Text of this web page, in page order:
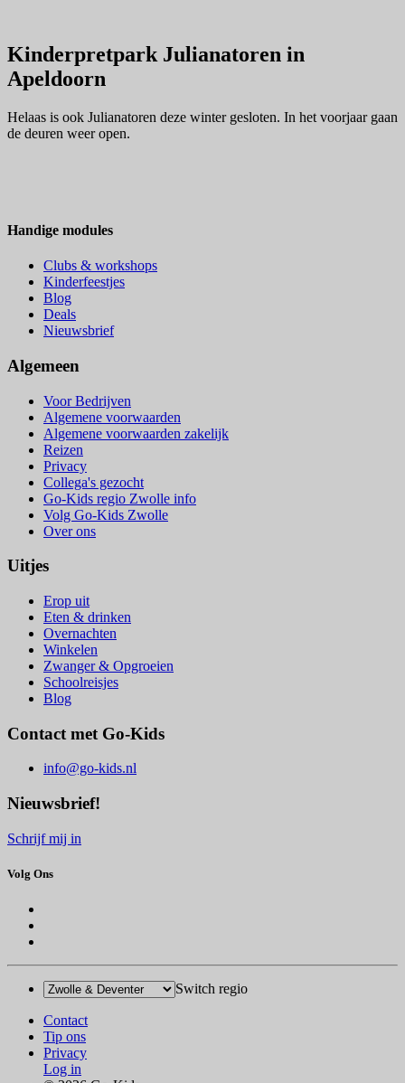
Kinderpretpark Julianatoren in
Apeldoorn
Helaas is ook Julianatoren deze winter gesloten. In het voorjaar gaan
de deuren weer open.
Handige modules
Clubs & workshops
Kinderfeestjes
Blog
Deals
Nieuwsbrief
Algemeen
Voor Bedrijven
Algemene voorwaarden
Algemene voorwaarden zakelijk
Reizen
Privacy
Collega's gezocht
Go-Kids regio Zwolle info
Volg Go-Kids Zwolle
Over ons
Uitjes
Erop uit
Eten & drinken
Overnachten
Winkelen
Zwanger & Opgroeien
Schoolreisjes
Blog
Contact met Go-Kids
info@go-kids.nl
Nieuwsbrief!
Schrijf mij in
Volg Ons
Switch regio
Contact
Tip ons
Privacy
Log in